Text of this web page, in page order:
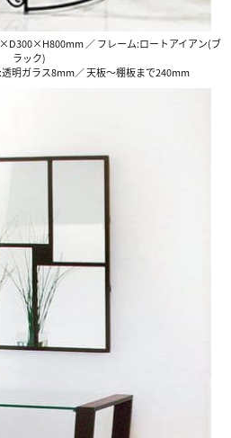
／ フレーム:ロートアイアン(ブ
ラック)
明ガラス8mm／ 天板〜棚板まで240mm